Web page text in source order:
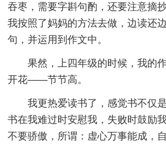
吞枣，需要字斟句酌，还要注意摘
我按照了妈妈的方法去做，边读还
句，并运用到作文中。
果然，上四年级的时候，我的
开花——节节高。
我更热爱读书了，感觉书不仅
书在我难过时安慰我，失败时鼓励
不要骄傲，所谓：虚心万事能成，